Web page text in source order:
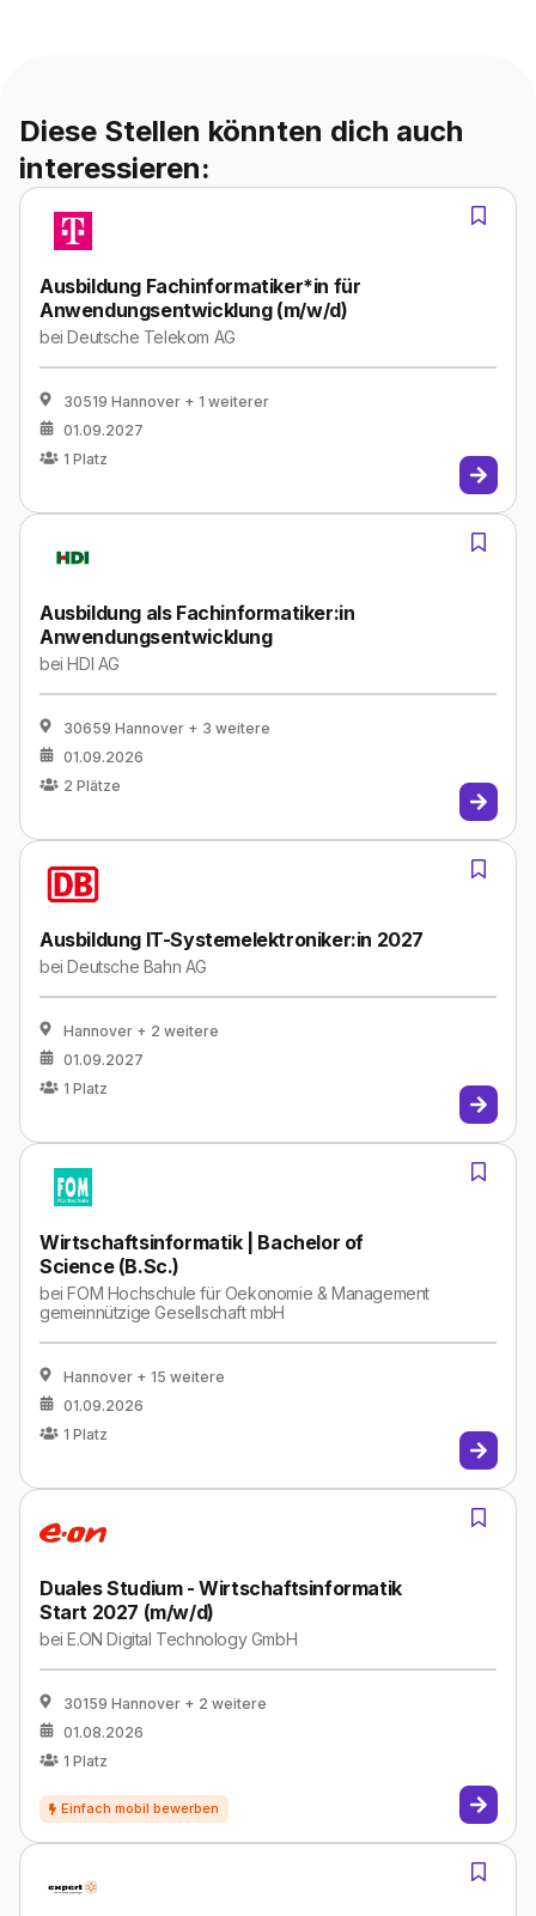
Diese Stellen könnten dich auch
interessieren:
Ausbildung Fachinformatiker*in für
Anwendungsentwicklung (m/w/d)
beiDeutsche Telekom AG
30519 Hannover + 1 weiterer
01.09.2027
1 Platz
Ausbildung als Fachinformatiker:in
Anwendungsentwicklung
beiHDI AG
30659 Hannover + 3 weitere
01.09.2026
2 Plätze
Ausbildung IT-Systemelektroniker:in 2027
beiDeutsche Bahn AG
Hannover + 2 weitere
01.09.2027
1 Platz
Wirtschaftsinformatik | Bachelor of
Science (B.Sc.)
beiFOM Hochschule für Oekonomie & Management
gemeinnützige Gesellschaft mbH
Hannover + 15 weitere
01.09.2026
1 Platz
Duales Studium - Wirtschaftsinformatik
Start 2027 (m/w/d)
beiE.ON Digital Technology GmbH
30159 Hannover + 2 weitere
01.08.2026
1 Platz